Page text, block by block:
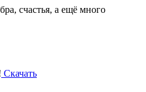
счастья, а ещё много
Скачать